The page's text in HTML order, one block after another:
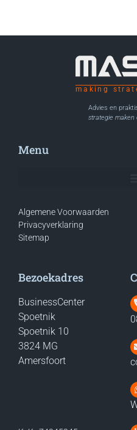
making
Advies en
strategie maken
Menu
Algemene Voorwaarden
Privacyverklaring
Sitemap
Bezoekadres
BusinessCenter
Spoetnik
Spoetnik 10
3824 MG
Amersfoort